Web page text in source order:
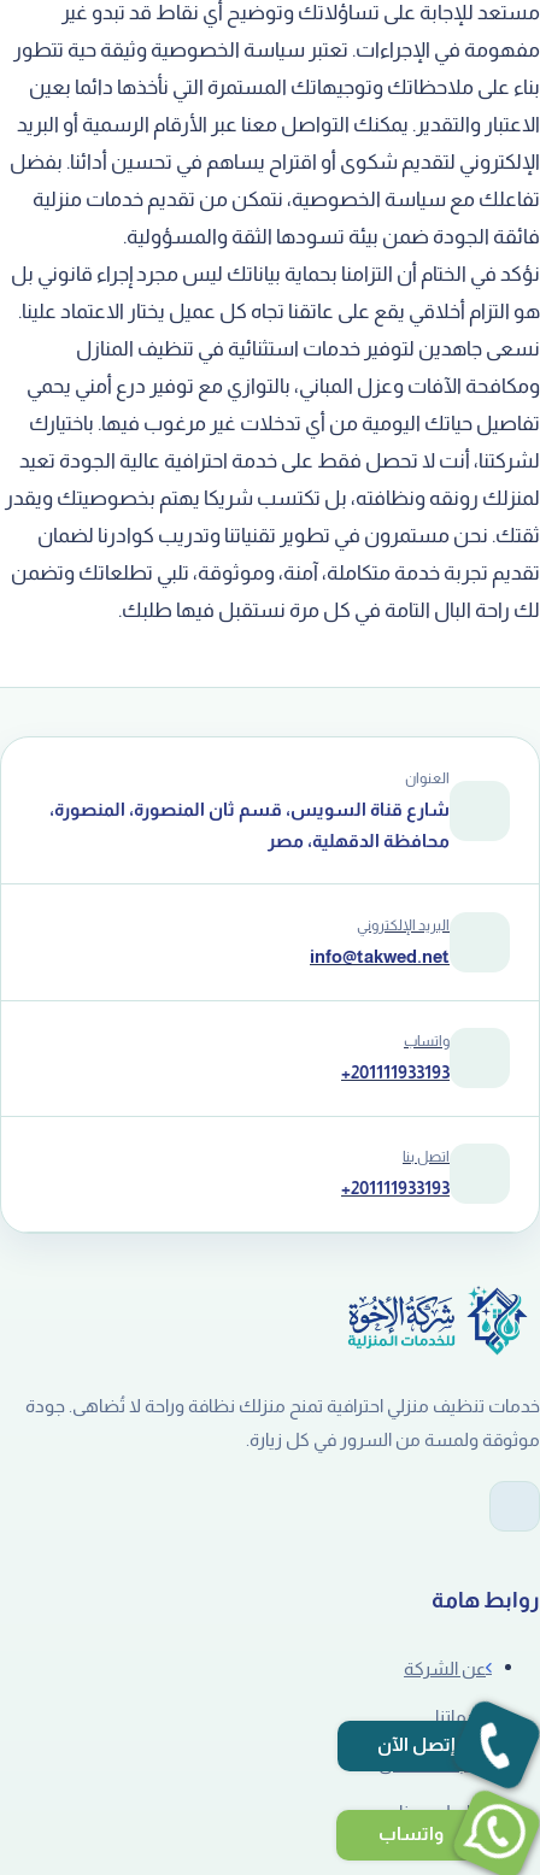
مستعد للإجابة على تساؤلاتك وتوضيح أي نقاط قد تبدو غير
مفهومة في الإجراءات. تعتبر سياسة الخصوصية وثيقة حية تتطور
بناء على ملاحظاتك وتوجيهاتك المستمرة التي نأخذها دائما بعين
الاعتبار والتقدير. يمكنك التواصل معنا عبر الأرقام الرسمية أو البريد
الإلكتروني لتقديم شكوى أو اقتراح يساهم في تحسين أدائنا. بفضل
تفاعلك مع سياسة الخصوصية، نتمكن من تقديم خدمات منزلية
فائقة الجودة ضمن بيئة تسودها الثقة والمسؤولية.
نؤكد في الختام أن التزامنا بحماية بياناتك ليس مجرد إجراء قانوني بل
هو التزام أخلاقي يقع على عاتقنا تجاه كل عميل يختار الاعتماد علينا.
نسعى جاهدين لتوفير خدمات استثنائية في تنظيف المنازل
ومكافحة الآفات وعزل المباني، بالتوازي مع توفير درع أمني يحمي
تفاصيل حياتك اليومية من أي تدخلات غير مرغوب فيها. باختيارك
لشركتنا، أنت لا تحصل فقط على خدمة احترافية عالية الجودة تعيد
لمنزلك رونقه ونظافته، بل تكتسب شريكا يهتم بخصوصيتك ويقدر
ثقتك. نحن مستمرون في تطوير تقنياتنا وتدريب كوادرنا لضمان
تقديم تجربة خدمة متكاملة، آمنة، وموثوقة، تلبي تطلعاتك وتضمن
لك راحة البال التامة في كل مرة نستقبل فيها طلبك.
العنوان
شارع قناة السويس، قسم ثان المنصورة، المنصورة،
محافظة الدقهلية، مصر
البريد الإلكتروني
info@takwed.net
واتساب
+201111933193
اتصل بنا
+201111933193
خدمات تنظيف منزلي احترافية تمنح منزلك نظافة وراحة لا تُضاهى. جودة
موثوقة ولمسة من السرور في كل زيارة.
روابط هامة
عن الشركة
خدماتنا
تواصل معنا
إتصل الآن
واتساب